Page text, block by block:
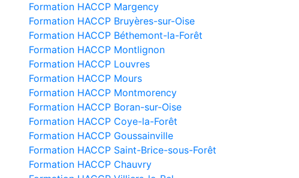
Formation HACCP Margency
Formation HACCP Bruyères-sur-Oise
Formation HACCP Béthemont-la-Forêt
Formation HACCP Montlignon
Formation HACCP Louvres
Formation HACCP Mours
Formation HACCP Montmorency
Formation HACCP Boran-sur-Oise
Formation HACCP Coye-la-Forêt
Formation HACCP Goussainville
Formation HACCP Saint-Brice-sous-Forêt
Formation HACCP Chauvry